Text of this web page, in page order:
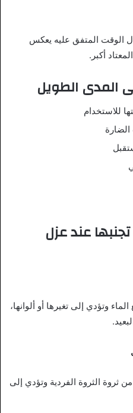
الوقت المتفق عليه يعكس
أكبر.
المدى الطويل
للاستخدام
الضارة
عند عزل
وتؤدي إلى تغيرها أو ألوانها،
ثروة الثروة الفردية وتؤدي إلى